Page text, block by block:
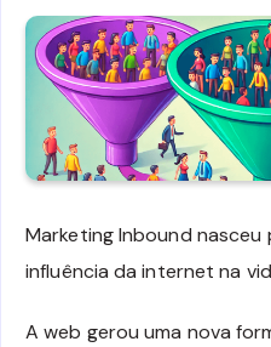
Marketing Inbound nasceu
influência da internet na
A web gerou uma nova